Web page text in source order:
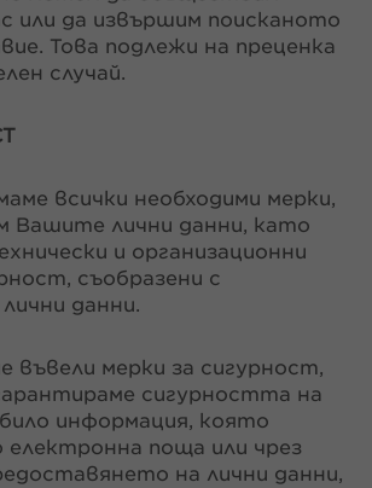
или да извършим поисканото
Това подлежи на преценка
случай.
всички необходими мерки,
Вашите лични данни, като
и организационни
съобразени с
данни.
въвели мерки за сигурност,
сигурността на
информация, която
електронна поща или чрез
на лични данни,